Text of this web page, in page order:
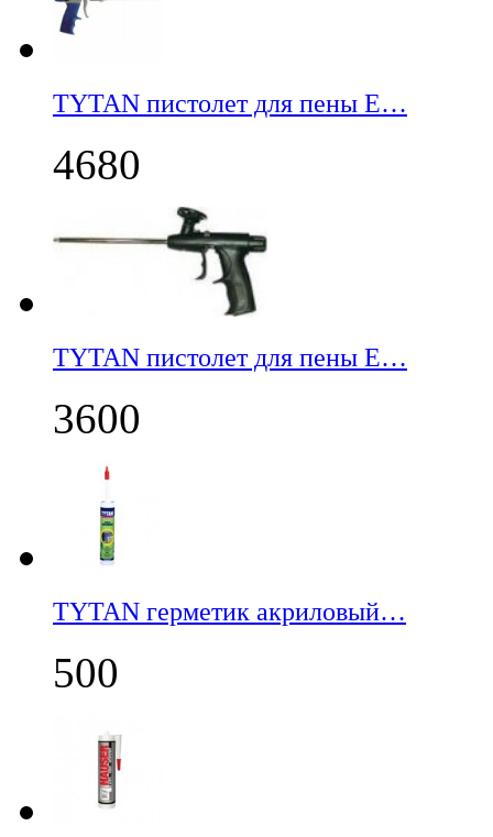
TYTAN пистолет для пены E…
4680
TYTAN пистолет для пены E…
3600
TYTAN герметик акриловый…
500